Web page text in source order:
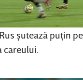
Rus şutează puţin
careului.